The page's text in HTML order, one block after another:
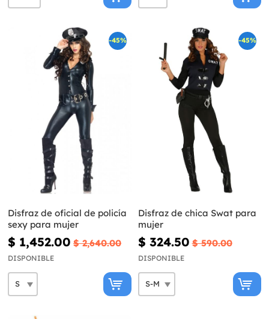
-45%
Disfraz de oficial de policía
sexy para mujer
$ 1,452.00 $ 2,640.00
DISPONIBLE
-45%
Disfraz de chica Swat para
mujer
$ 324.50 $ 590.00
DISPONIBLE